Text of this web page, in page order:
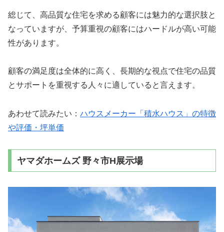
総じて、高品質な住宅を求める顧客には魅力的な選択肢と
なっていますが、予算重視の顧客にはハードルが高い可能
性があります。
顧客の満足度は全体的に高く、長期的な視点で住宅の品質
とサポートを重視する人々に適していると言えます。
あわせて読みたい： ハウスメーカー「積水ハウス」の特徴
や評価・坪単価
ヤマダホームズ 野々市H展示場